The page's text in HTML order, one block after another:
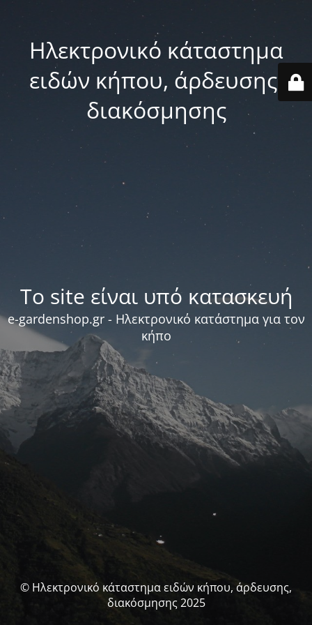
Ηλεκτρονικό κάταστημα
ειδών κήπου, άρδευσης,
διακόσμησης
Το site είναι υπό κατασκευή
e-gardenshop.gr - Ηλεκτρονικό κατάστημα για τον
κήπο
© Ηλεκτρονικό κάταστημα ειδών κήπου, άρδευσης,
διακόσμησης 2025